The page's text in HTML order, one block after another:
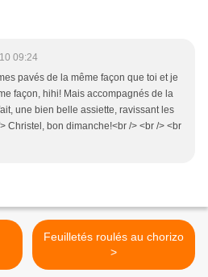
09:24
pavés de la même façon que toi et je
façon, hihi! Mais accompagnés de la
une bien belle assiette, ravissant les
Christel, bon dimanche!<br /> <br /> <br
Feuilletés roulés au chorizo
>